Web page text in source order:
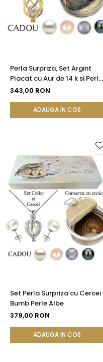
Seturi Perle cu Argint
Brățări cu Perle
Pandantive cu Perle
Perla Surpriza, Set Argint
Placat cu Aur de 14 k si Perle
Naturale
343,00 RON
ADAUGA IN COS
Set Perla Surpriza cu Cercei
Bumb Perle Albe
379,00 RON
ADAUGA IN COS